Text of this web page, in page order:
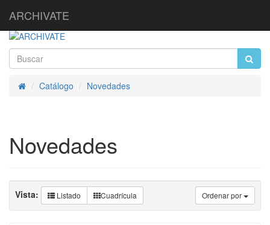
ARCHIVATE
InicioCatálogo Novedades
Novedades
Ordenar por
Vista: Listado Cuadrícula